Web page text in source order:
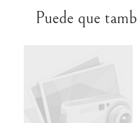
Puede que